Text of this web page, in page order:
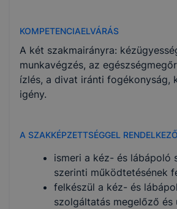
KOMPETENCIAELVÁRÁS
A két szakmairányra:
munkavégzés, az
ízlés, a divat iránti fogékonyság,
igény.
A SZAKKÉPZETTSÉGGEL RENDELKEZŐ
ismeri a kéz- és lábápoló
szerinti működtetésének
felkészül a kéz- és
szolgáltatás megelőző